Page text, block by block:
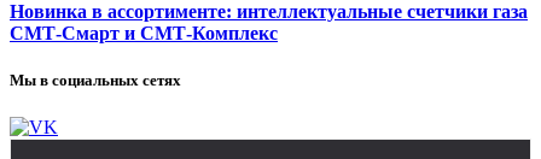
Новинка в ассортименте: интеллектуальные счетчики газа
СМТ-Смарт и СМТ-Комплекс
Мы в социальных сетях